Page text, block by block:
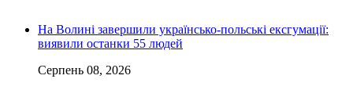
На Волині завершили українсько-польські ексгумації:
виявили останки 55 людей
Серпень 08, 2026